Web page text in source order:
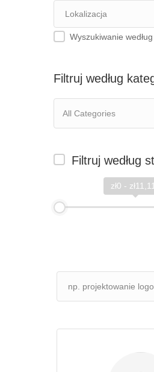
Wyszukiwanie
Filtruj według
Filtruj według
zł0 -